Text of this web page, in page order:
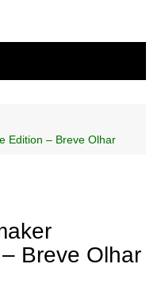
Edition – Breve Olhar
Breve Olhar